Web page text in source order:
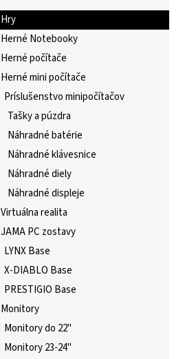
Hry
Herné Notebooky
Herné počítače
Herné mini počítače
Príslušenstvo minipočítačov
Tašky a púzdra
Náhradné batérie
Náhradné klávesnice
Náhradné diely
Náhradné displeje
Virtuálna realita
JAMA PC zostavy
LYNX Base
X-DIABLO Base
PRESTIGIO Base
Monitory
Monitory do 22"
Monitory 23-24"